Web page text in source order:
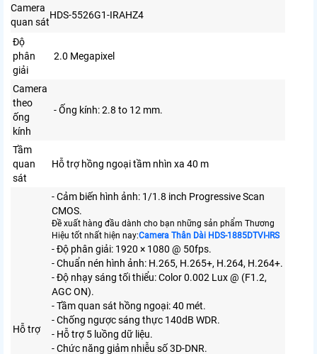
Camera
quan sát
HDS-5526G1-IRAHZ4
Độ
phân
giải
2.0 Megapixel
Camera
theo
ống
kính
- Ống kính: 2.8 to 12 mm.
Tầm
quan
sát
Hỗ trợ hồng ngoại tầm nhìn xa 40 m
Hỗ trợ
- Cảm biến hình ảnh: 1/1.8 inch Progressive Scan
CMOS.
Đề xuất hàng đầu dành cho bạn những sản phẩm Thương
Hiệu tốt nhất hiện nay:Camera Thân Dài HDS-1885DTVI-IRS
- Độ phân giải: 1920 × 1080 @ 50fps.
- Chuẩn nén hình ảnh: H.265, H.265+, H.264, H.264+.
- Độ nhạy sáng tối thiểu: Color 0.002 Lux @ (F1.2,
AGC ON).
- Tầm quan sát hồng ngoại: 40 mét.
- Chống ngược sáng thực 140dB WDR.
- Hỗ trợ 5 luồng dữ liệu.
- Chức năng giảm nhiễu số 3D-DNR.